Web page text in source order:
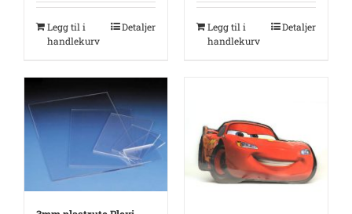
Legg til i
handlekurv
Detaljer
Legg til i
handlekurv
Detaljer